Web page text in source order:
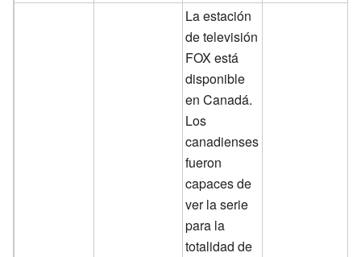
La estación
de televisión
FOX está
disponible
en Canadá.
Los
canadienses
fueron
capaces de
ver la serie
para la
totalidad de